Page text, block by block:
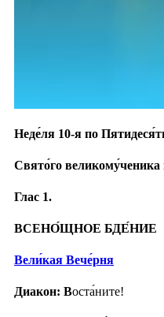
Неде́ля 10-я по
Свято́го
Глас 1.
ВСЕНО́ЩНОЕ БДЕ́НИЕ
Вели́кая Вече́рня
Диакон: Воста́ните!